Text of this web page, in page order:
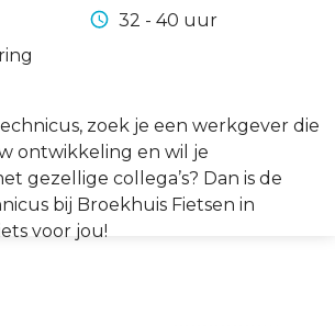
32 - 40 uur
zoek je een werkgever die
ontwikkeling en wil je
gezellige collega’s? Dan is de
bij Broekhuis Fietsen in
voor jou!